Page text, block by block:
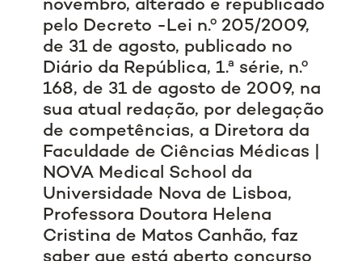
novembro, alterado e republicado
pelo Decreto -Lei n.º 205/2009,
de 31 de agosto, publicado no
Diário da República, 1.ª série, n.º
168, de 31 de agosto de 2009, na
sua atual redação, por delegação
de competências, a Diretora da
Faculdade de Ciências Médicas |
NOVA Medical School da
Universidade Nova de Lisboa,
Professora Doutora Helena
Cristina de Matos Canhão, faz